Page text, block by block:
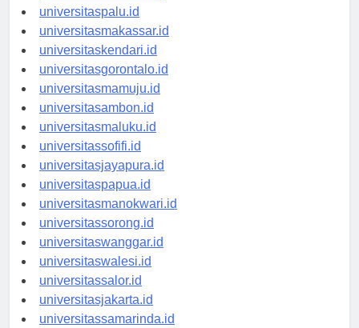
universitasmanado.id
universitaspalu.id
universitasmakassar.id
universitaskendari.id
universitasgorontalo.id
universitasmamuju.id
universitasambon.id
universitasmaluku.id
universitassofifi.id
universitasjayapura.id
universitaspapua.id
universitasmanokwari.id
universitassorong.id
universitaswanggar.id
universitaswalesi.id
universitassalor.id
universitasjakarta.id